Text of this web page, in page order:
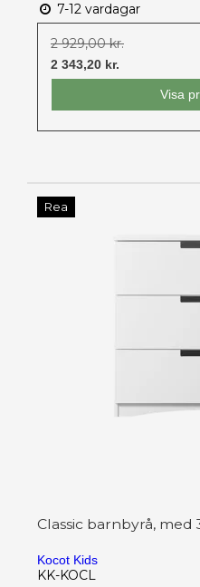
7-12 vardagar
2 929,00 kr.
2 343,20 kr.
Visa
Rea
Classic barnbyrå,
Kocot Kids
KK-KOCL